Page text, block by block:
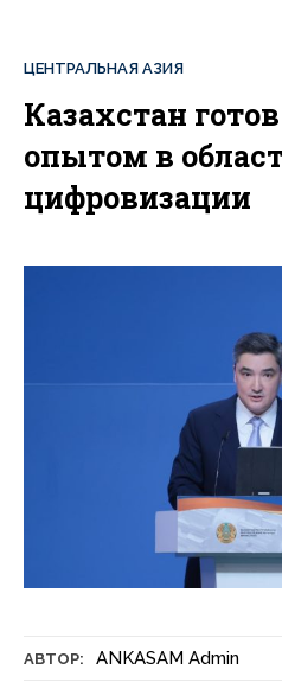
АВТОР: ANKASAM Admin
ЦЕНТРАЛЬНАЯ АЗИЯ
Казахстан
опытом в
цифровизации